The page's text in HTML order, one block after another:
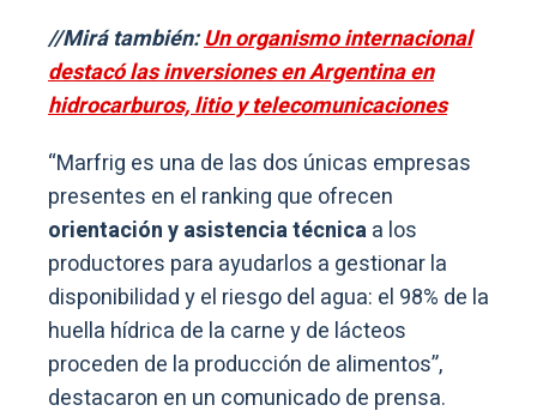
//Mirá también:Un organismo internacional
destacó las inversiones en Argentina en
hidrocarburos, litio y telecomunicaciones
“Marfrig es una de las dos únicas empresas
presentes en el ranking que ofrecen
orientación y asistencia técnicaa los
productores para ayudarlos a gestionar la
disponibilidad y el riesgo del agua: el 98% de la
huella hídrica de la carne y de lácteos
proceden de la producción de alimentos”,
destacaron en un comunicado de prensa.